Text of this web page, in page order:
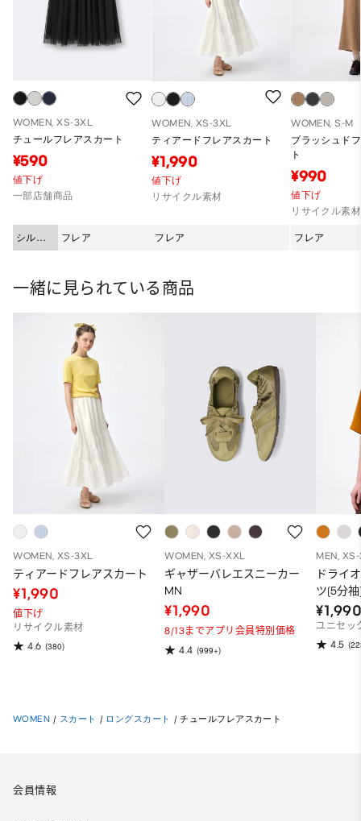
WOMEN, XS-3XL
チュールフレアスカート
¥590
値下げ
一部店舗商品
シルエ
ット
フレア
WOMEN, XS-3XL
ティアードフレアスカート
¥1,990
値下げ
リサイクル素材
フレア
WOMEN, S-M
ブラッシュド
ト
¥990
値下げ
リサイクル素材
フレア
一緒に見られている商品
WOMEN, XS-3XL
ティアードフレアスカート
¥1,990
値下げ
リサイクル素材
4.6 (380)
WOMEN, XS-XXL
ギャザーバレエスニーカー
MN
¥1,990
8/13までアプリ会員特別価格
4.4 (999+)
MEN,
ドライ
ツ(5分
ユニセッ
4.5
WOMEN / スカート / ロングスカート / チュールフレアスカート
会員情報